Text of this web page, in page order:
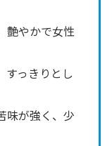
艶やかで女性
すっきりとし
味が強く、少